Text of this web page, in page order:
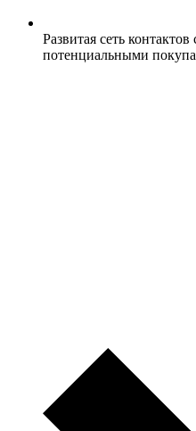
Развитая сеть
потенциальными